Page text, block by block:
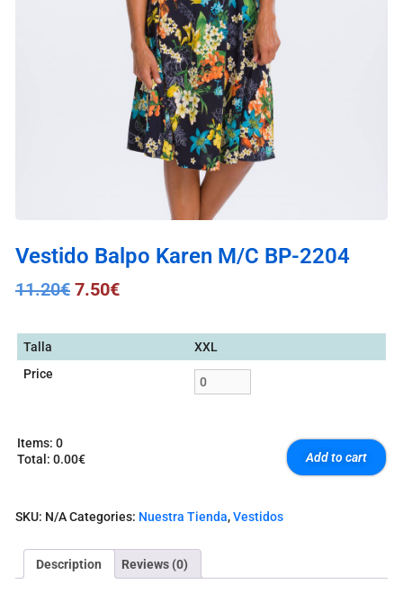
Vestido Balpo Karen M/C BP-2204
11.20€ 7.50€
Talla
XXL
Price
Items: 0
Total : 0.00€
e
Add to cart
SKU: N/ACategories: Nuestra Tienda,Vestidos
Description Reviews (0)